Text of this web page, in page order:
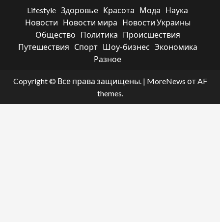
Lifestyle Здоровье Красота Мода
Наука
Новости
Новости мира
Новости Украины
Общество
Политика
Происшествия
Путешествия
Спорт Шоу-бизнес Экономика
Разное
Copyright © Все права защищены. | MoreNews от AF
themes.